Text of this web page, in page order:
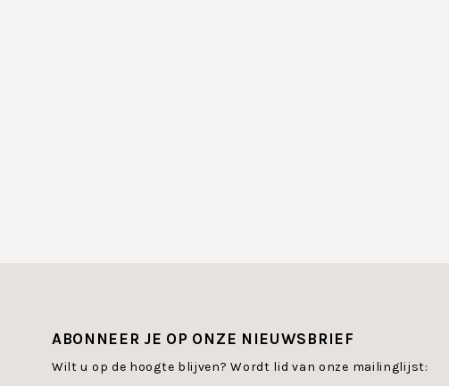
ABONNEER JE OP ONZE NIEUWSBRIEF
Wilt u op de hoogte blijven? Wordt lid van onze mailinglijst: